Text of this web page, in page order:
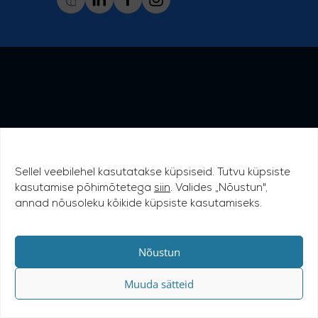
Sellel veebilehel kasutatakse küpsiseid. Tutvu küpsiste
kasutamise põhimõtetega siin. Valides „Nõustun",
annad nõusoleku kõikide küpsiste kasutamiseks.
Nõustun
Muuda sätteid